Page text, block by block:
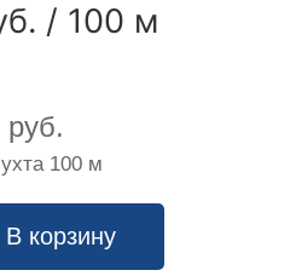
/ 100 м
руб.
100 м
В корзину